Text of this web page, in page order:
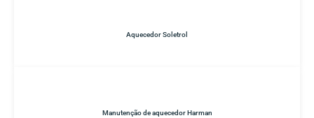
Aquecedor Soletrol
Manutenção de aquecedor Harman